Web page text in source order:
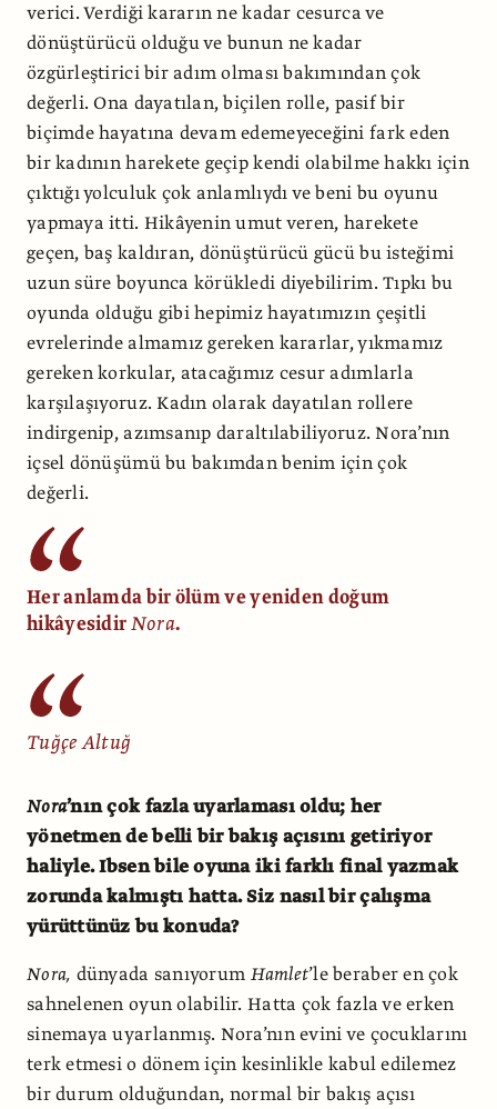
verici. Verdiği kararın ne kadar cesurca ve
dönüştürücü olduğu ve bunun ne kadar
özgürleştirici bir adım olması bakımından çok
değerli. Ona dayatılan, biçilen rolle, pasif bir
biçimde hayatına devam edemeyeceğini fark eden
bir kadının harekete geçip kendi olabilme hakkı için
çıktığı yolculuk çok anlamlıydı ve beni bu oyunu
yapmaya itti. Hikâyenin umut veren, harekete
geçen, baş kaldıran, dönüştürücü gücü bu isteğimi
uzun süre boyunca körükledi diyebilirim. Tıpkı bu
oyunda olduğu gibi hepimiz hayatımızın çeşitli
evrelerinde almamız gereken kararlar, yıkmamız
gereken korkular, atacağımız cesur adımlarla
karşılaşıyoruz. Kadın olarak dayatılan rollere
indirgenip, azımsanıp daraltılabiliyoruz. Nora’nın
içsel dönüşümü bu bakımdan benim için çok
değerli.
Her anlamda bir ölüm ve yeniden doğum
hikâyesidirNora.
Tuğçe Altuğ
Nora’nın çok fazla uyarlaması oldu; her
yönetmen de belli bir bakış açısını getiriyor
haliyle. Ibsen bile oyuna iki farklı final yazmak
zorunda kalmıştı hatta. Siz nasıl bir çalışma
yürüttünüz bu konuda?
Nora, dünyada sanıyorum Hamlet’le beraber en çok
sahnelenen oyun olabilir. Hatta çok fazla ve erken
sinemaya uyarlanmış. Nora’nın evini ve çocuklarını
terk etmesi o dönem için kesinlikle kabul edilemez
bir durum olduğundan, normal bir bakış açısı